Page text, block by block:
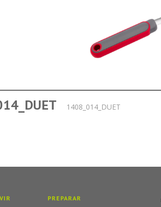
1408_014_DUET
PREPARAR